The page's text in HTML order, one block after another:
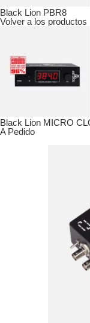
Black Lion PBR8
Volver a los productos
Black Lion MICRO
A Pedido